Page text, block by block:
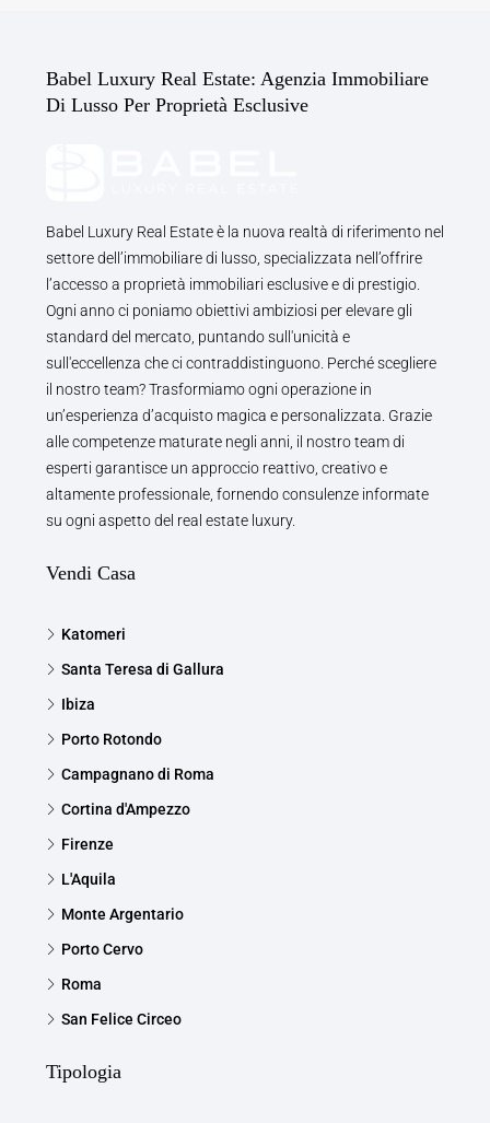
Babel Luxury Real Estate: Agenzia Immobiliare
Di Lusso Per Proprietà Esclusive
Babel Luxury Real Estate è la nuova realtà di riferimento nel
settore dell’immobiliare di lusso, specializzata nell’offrire
l’accesso a proprietà immobiliari esclusive e di prestigio.
Ogni anno ci poniamo obiettivi ambiziosi per elevare gli
standard del mercato, puntando sull'unicità e
sull'eccellenza che ci contraddistinguono. Perché scegliere
il nostro team? Trasformiamo ogni operazione in
un’esperienza d’acquisto magica e personalizzata. Grazie
alle competenze maturate negli anni, il nostro team di
esperti garantisce un approccio reattivo, creativo e
altamente professionale, fornendo consulenze informate
su ogni aspetto del real estate luxury.
Vendi Casa
Katomeri
Santa Teresa di Gallura
Ibiza
Porto Rotondo
Campagnano di Roma
Cortina d'Ampezzo
Firenze
L'Aquila
Monte Argentario
Porto Cervo
Roma
San Felice Circeo
Tipologia